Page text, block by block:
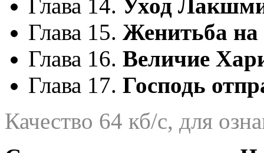
Глава 14. Уход
Глава 15. Женитьба
Глава 16. Величие
Глава 17. Господь
Качество 64 кб/с, для